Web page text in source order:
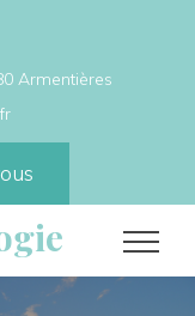
Armentières